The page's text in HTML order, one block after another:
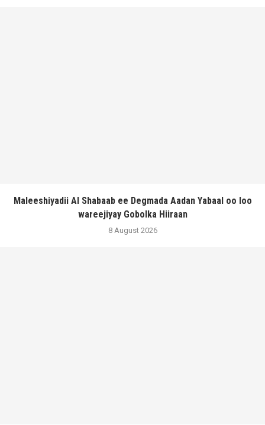
Maleeshiyadii Al Shabaab ee Degmada Aadan Yabaal oo loo
wareejiyay Gobolka Hiiraan
8 August 2026